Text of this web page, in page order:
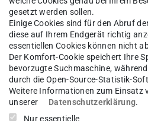
widerspiegelnder
Aufgabe in unserer
gesetzt werden sollen.
Einige Cookies sind für den Abruf
diese auf Ihrem Endgerät richtig
essentiellen Cookies können nicht
Der Komfort-Cookie speichert Ihre
bevorzugte Suchmaschine,
durch die Open-Source-Statistik-
Weitere Informationen zum Einsatz
unserer
Datenschutzerklärung.
Nur essentielle